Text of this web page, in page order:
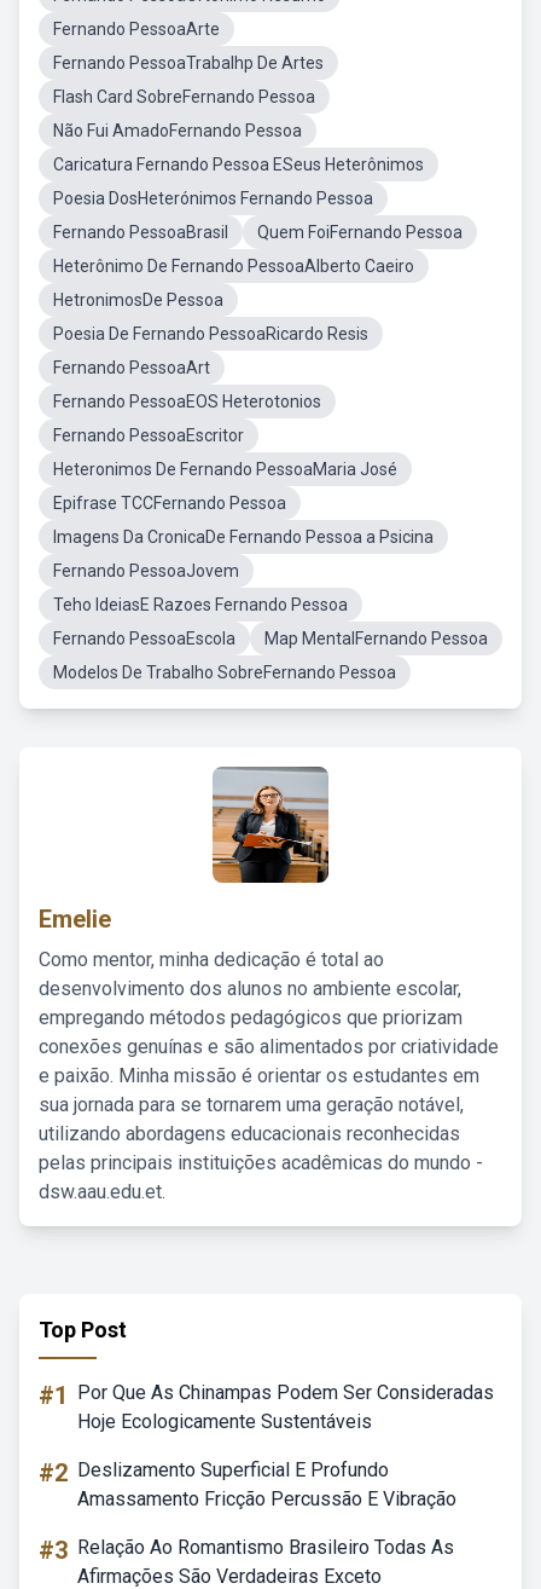
Fernando PessoaArte
Fernando PessoaTrabalhp De Artes
Flash Card SobreFernando Pessoa
Não Fui AmadoFernando Pessoa
Caricatura Fernando Pessoa ESeus Heterônimos
Poesia DosHeterónimos Fernando Pessoa
Fernando PessoaBrasil
Quem FoiFernando Pessoa
Heterônimo De Fernando PessoaAlberto Caeiro
HetronimosDe Pessoa
Poesia De Fernando PessoaRicardo Resis
Fernando PessoaArt
Fernando PessoaEOS Heterotonios
Fernando PessoaEscritor
Heteronimos De Fernando PessoaMaria José
Epifrase TCCFernando Pessoa
Imagens Da CronicaDe Fernando Pessoa a Psicina
Fernando PessoaJovem
Teho IdeiasE Razoes Fernando Pessoa
Fernando PessoaEscola
Map MentalFernando Pessoa
Modelos De Trabalho SobreFernando Pessoa
Emelie
Como mentor, minha dedicação é total ao
desenvolvimento dos alunos no ambiente escolar,
empregando métodos pedagógicos que priorizam
conexões genuínas e são alimentados por criatividade
e paixão. Minha missão é orientar os estudantes em
sua jornada para se tornarem uma geração notável,
utilizando abordagens educacionais reconhecidas
pelas principais instituições acadêmicas do mundo -
dsw.aau.edu.et.
Top Post
#1
Por Que As Chinampas Podem Ser Consideradas
Hoje Ecologicamente Sustentáveis
#2 Deslizamento Superficial E Profundo
Amassamento Fricção Percussão E Vibração
#3 Relação Ao Romantismo Brasileiro Todas As
Afirmações São Verdadeiras Exceto